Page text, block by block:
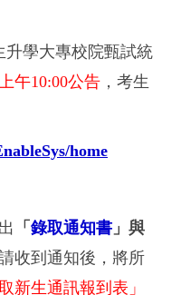
升學大專校院甄試統
午10:00公告 ，考生
home
「 錄取通知書 」與
請收到通知後，將所
新生通訊報到表」